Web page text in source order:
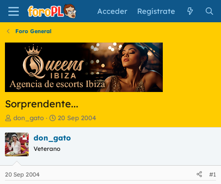
Acceder Regístrate
Foro General
Sorprendente...
I
n
i
c
i
a
d
o
don_gato
F
e
c
h
a
i
20 Sep 2004
don_gato
Veterano
20 Sep 2004 #1